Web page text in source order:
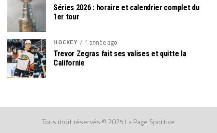
Séries 2026 : horaire et calendrier complet du
1er tour
HOCKEY 1 année ago
Trevor Zegras fait ses valises et quitte la
Californie
Tous droit réservés © 2025 La Page Sportive